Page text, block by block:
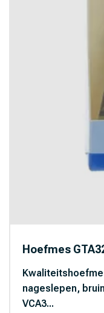
Hoefmes
nageslepen,
VCA3...